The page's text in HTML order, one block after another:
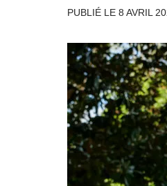
PUBLIÉ LE 8 AVRIL